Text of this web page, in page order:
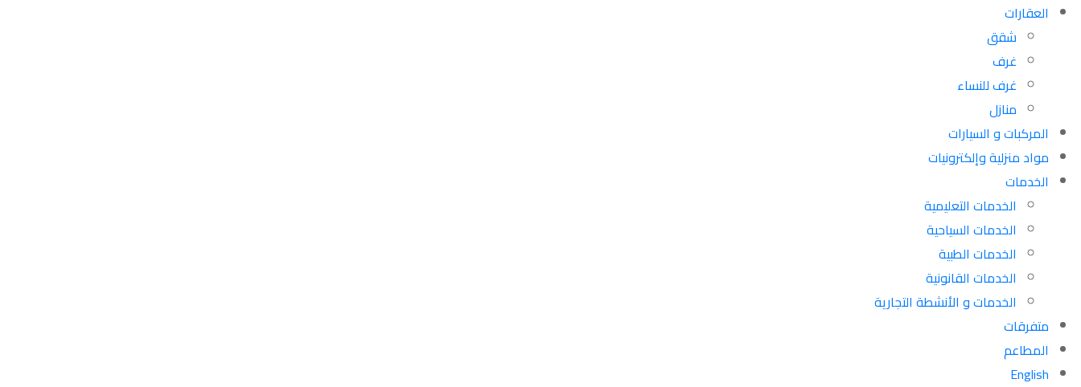
العقارات
شقق
غرف
غرف للنساء
منازل
المركبات و السيارات
مواد منزلية وإلكترونيات
الخدمات
الخدمات التعليمية
الخدمات السياحية
الخدمات الطبية
الخدمات القانونية
الخدمات و الأنشطة التجارية
متفرقات
المطاعم
English